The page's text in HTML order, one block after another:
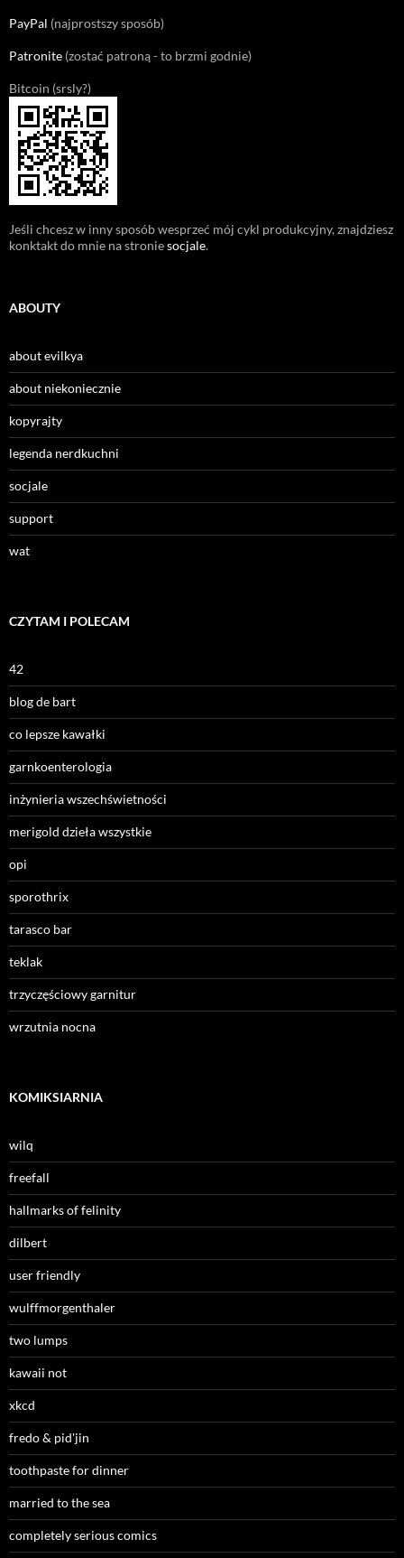
PayPal (najprostszy sposób)
Patronite (zostać patroną - to brzmi godnie)
Bitcoin (srsly?)
Jeśli chcesz w inny sposób wesprzeć mój cykl produkcyjny, znajdziesz
konktakt do mnie na stroniesocjale.
ABOUTY
about evilkya
about niekoniecznie
kopyrajty
legenda nerdkuchni
socjale
support
wat
CZYTAM I POLECAM
42
blog de bart
co lepsze kawałki
garnkoenterologia
inżynieria wszechświetności
merigold dzieła wszystkie
opi
sporothrix
tarasco bar
teklak
trzyczęściowy garnitur
wrzutnia nocna
KOMIKSIARNIA
wilq
freefall
hallmarks of felinity
dilbert
user friendly
wulffmorgenthaler
two lumps
kawaii not
xkcd
fredo & pid'jin
toothpaste for dinner
married to the sea
completely serious comics